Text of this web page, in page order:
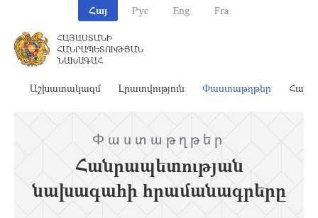
Հայ Рус Eng Fra
ՀԱՅԱՍՏԱՆԻ
ՀԱՆՐԱՊԵՏՈՒԹՅԱՆ
ՆԱԽԱԳԱՀ
Աշխատակազմ Լրատվություն Փաստաթղթեր
Փաստաթղթեր
Հանրապետության
նախագահի հրամանագրերը